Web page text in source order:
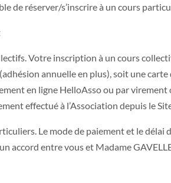
de réserver/s’inscrire à un cours
Votre inscription à un cours
annuelle en plus), soit une
en ligne HelloAsso ou par virement
effectué à l’Association depuis le
Le mode de paiement et le
accord entre vous et Madame